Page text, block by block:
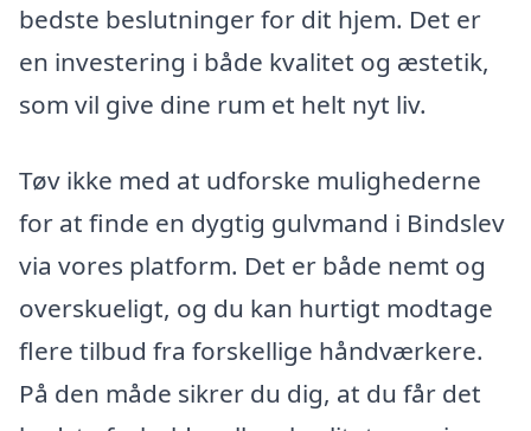
bedste beslutninger for dit hjem. Det er
en investering i både kvalitet og æstetik,
som vil give dine rum et helt nyt liv.
Tøv ikke med at udforske mulighederne
for at finde en dygtig gulvmand i Bindslev
via vores platform. Det er både nemt og
overskueligt, og du kan hurtigt modtage
flere tilbud fra forskellige håndværkere.
På den måde sikrer du dig, at du får det